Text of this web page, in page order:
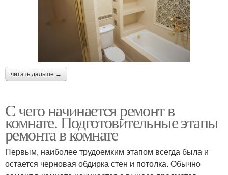
читать дальше →
С чего начинается ремонт в
комнате. Подготовительные этапы
ремонта в комнате
Первым, наиболее трудоемким этапом всегда была и
остается черновая обдирка стен и потолка. Обычно